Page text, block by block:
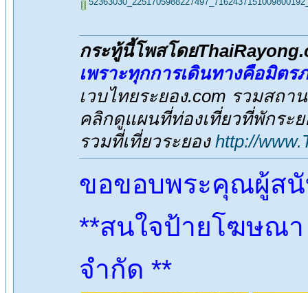
กระทู้นี้โพสโดย
เพราะทุกการเดินทางคือมิตร
เวบไทยระยอง.com รวมสถ
คลิกดูแผนที่ท่องเที่ยวที่พักระ
รวมที่เที่ยวระยอง http://
ขอขอบพระคุณผู้สนั
**สนใจป้ายโฆษณ
จำกัด **